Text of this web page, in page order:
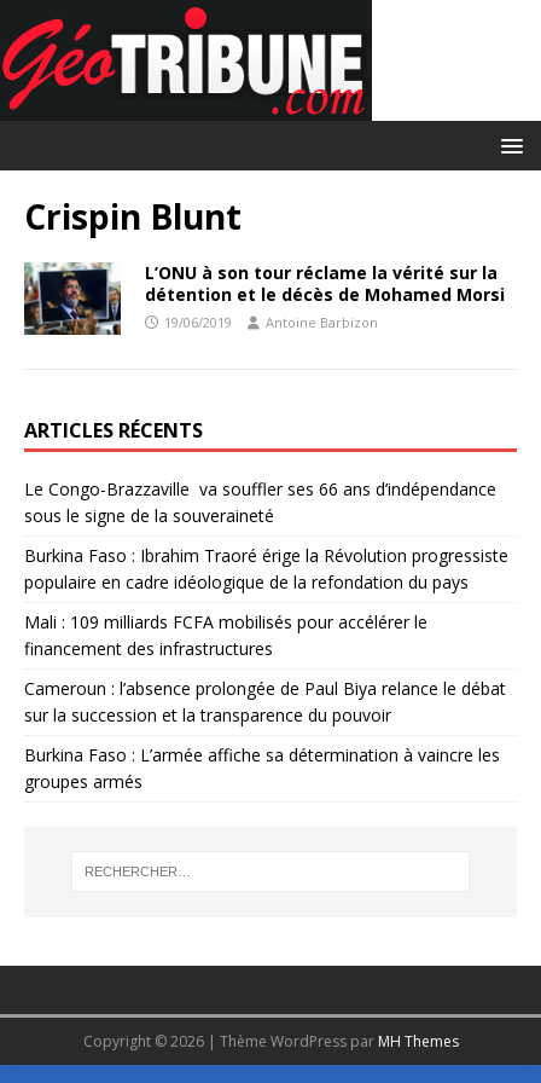
Crispin Blunt
L’ONU à son tour réclame la vérité sur la
détention et le décès de Mohamed Morsi
19/06/2019 Antoine Barbizon
ARTICLES RÉCENTS
Le Congo-Brazzaville va souffler ses 66 ans d’indépendance
sous le signe de la souveraineté
Burkina Faso : Ibrahim Traoré érige la Révolution progressiste
populaire en cadre idéologique de la refondation du pays
Mali : 109 milliards FCFA mobilisés pour accélérer le
financement des infrastructures
Cameroun : l’absence prolongée de Paul Biya relance le débat
sur la succession et la transparence du pouvoir
Burkina Faso : L’armée affiche sa détermination à vaincre les
groupes armés
Copyright © 2026 | Thème WordPress par MH Themes